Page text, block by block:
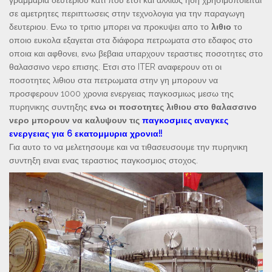
σε αμετρητες περιπτωσεις στην τεχνολογια για την παραγωγη
δευτεριου. Ενω το τριτιο μπορει να προκυψει απο το λιθιο το
οποιο ευκολα εξαγεται στα διάφορα πετρωματα στο εδαφος στο
οποια και αφθονει, ενω βεβαια υπαρχουν τεραστιες ποσοτητες στο
θαλασσινο νερο επισης. Ετσι στο ITER αναφερουν οτι οι
ποσοτητες λιθιου στα πετρωματα στην γη μπορουν να
προσφερουν 1000 χρονια ενεργειας παγκοσμιως μεσω της
πυρηνικης συντηξης ενω οι ποσοτητες λιθιου στο θαλασσινο
νερο μπορουν να καλυψουν τις παγκοσμιες αναγκες
ενεργειας για 6 εκατομμυρια χρονια!!
Για αυτο το να μελετησουμε και να τιθασευσουμε την πυρηνικη
συντηξη ειναι ενας τεραστιος παγκοσμιος στοχος.